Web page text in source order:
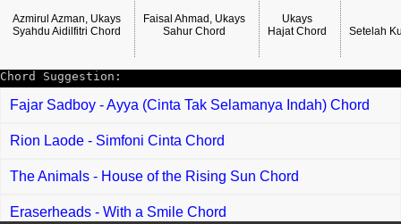
Azmirul Azman, Ukays
Syahdu Aidilfitri Chord
Faisal Ahmad, Ukays
Sahur Chord
Ukays
Hajat Chord
Setelah
Chord Suggestion:
Fajar Sadboy - Ayya (Cinta Tak Selamanya Indah) Chord
Rion Laode - Simfoni Cinta Chord
The Animals - House of the Rising Sun Chord
Eraserheads - With a Smile Chord